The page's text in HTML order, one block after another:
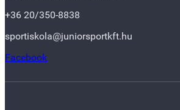
+36 20/350-8838
sportiskola@juniorsportkft.hu
Facebook